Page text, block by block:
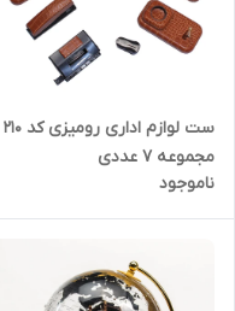
ست لوازم اداری رومیزی کد ۲۱۰
مجموعه ۷ عددی
ناموجود